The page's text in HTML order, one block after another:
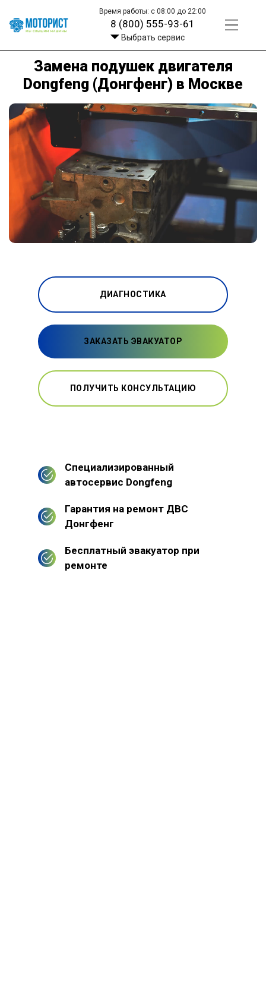
Время работы: с 08:00 до 22:00
8 (800) 555-93-61
Выбрать сервис
Замена подушек двигателя
Dongfeng (Донгфенг) в Москве
ДИАГНОСТИКА
ЗАКАЗАТЬ ЭВАКУАТОР
ПОЛУЧИТЬ КОНСУЛЬТАЦИЮ
Специализированный
автосервис Dongfeng
Гарантия на ремонт ДВС
Донгфенг
Бесплатный эвакуатор при
ремонте